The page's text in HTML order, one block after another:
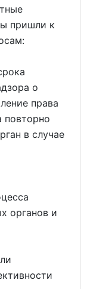
пришли к
о
права
повторно
в случае
органов и